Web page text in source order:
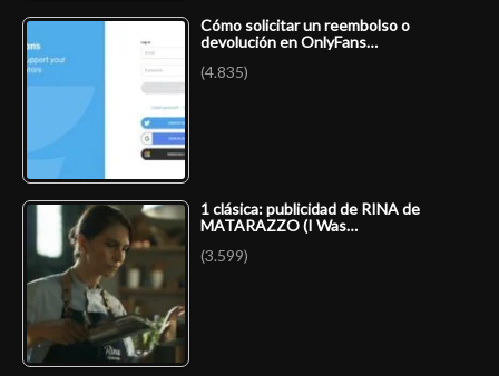
Cómo solicitar un reembolso o
devolución en OnlyFans…
(4.835)
1 clásica: publicidad de RINA de
MATARAZZO (I Was…
(3.599)